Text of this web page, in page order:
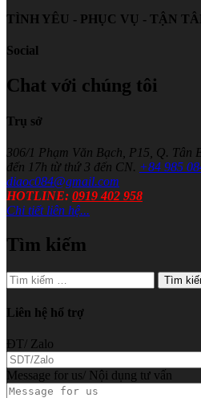
TÌNH YÊU - PHỤC VỤ - TẬN
Social
Chat với chúng tôi
Trụ sở
306/1 Phạm Văn Bạch, P15, Q. Tân
đến 17h từ thứ 3 đến CN. +84 985
diaoc084@gmail.com
HOTLINE: 0919 402 958
Chi tiết liên hệ...
Tìm kiếm
Tìm
kiếm
cho:
Liên hệ hổ trợ
ĐT/ Zalo
Message for us/ Nội dụng tư vấn